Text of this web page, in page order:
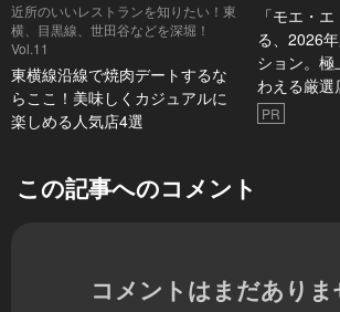
近所のいいレストランを知りたい！東
横、目黒線、世田谷などを深堀！
Vol.11
東横線沿線で焼肉デートするな
らここ！美味しくカジュアルに
楽しめる人気店4選
「モエ・
る、2026
ション。
わえる厳選
PR
この記事へのコメント
コメントはまだありま